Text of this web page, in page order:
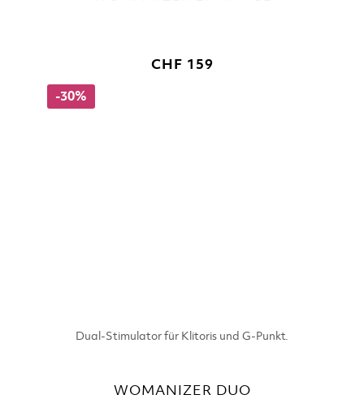
CHF 159
-30%
WOMANIZER DUO
Dual-Stimulator für Klitoris und G-Punkt.